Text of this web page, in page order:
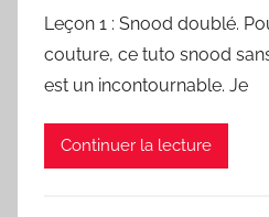
Leçon 1 : Snood doublé.
couture, ce tuto snood
est un incontournable. Je
Continuer la lecture